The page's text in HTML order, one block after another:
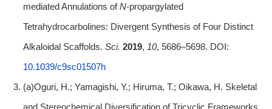
mediated Annulations ofN-propargylated
Tetrahydrocarbolines: Divergent Synthesis of Four Distinct
Alkaloidal Scaffolds. Sci. 2019, 10, 5686–5698. DOI:
10.1039/c9sc01507h
(a)Oguri, H.; Yamagishi, Y.; Hiruma, T.; Oikawa, H. Skeletal
and Stereochemical Diversification of Tricyclic Frameworks